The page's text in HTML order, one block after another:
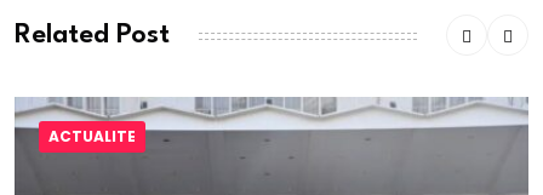
Related Post
ACTUALITE